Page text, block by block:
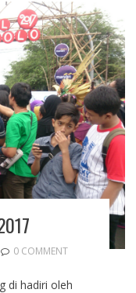
0 COMMENT
di hadiri oleh